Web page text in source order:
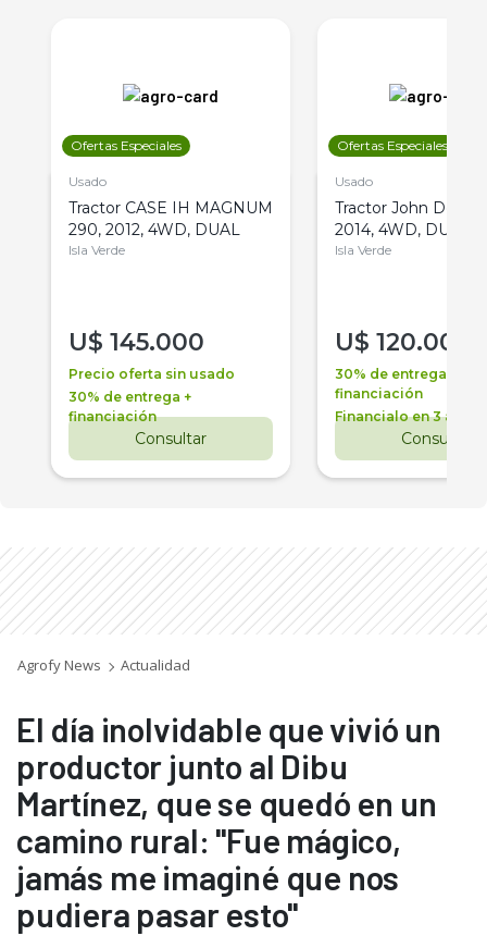
Ofertas Especiales
Usado
Tractor CASE IH MAGNUM
290, 2012, 4WD, DUAL
Isla Verde
U$ 145.000
Precio oferta sin usado
30% de entrega +
financiación
Consultar
Ofertas Especiales
Usado
Tractor John Deere
2014, 4WD, DUAL
Isla Verde
U$ 120.000
30% de entrega +
financiación
Financialo en 3 años
Consultar
Agrofy News Actualidad
El día inolvidable que vivió un
productor junto al Dibu
Martínez, que se quedó en un
camino rural: "Fue mágico,
jamás me imaginé que nos
pudiera pasar esto"